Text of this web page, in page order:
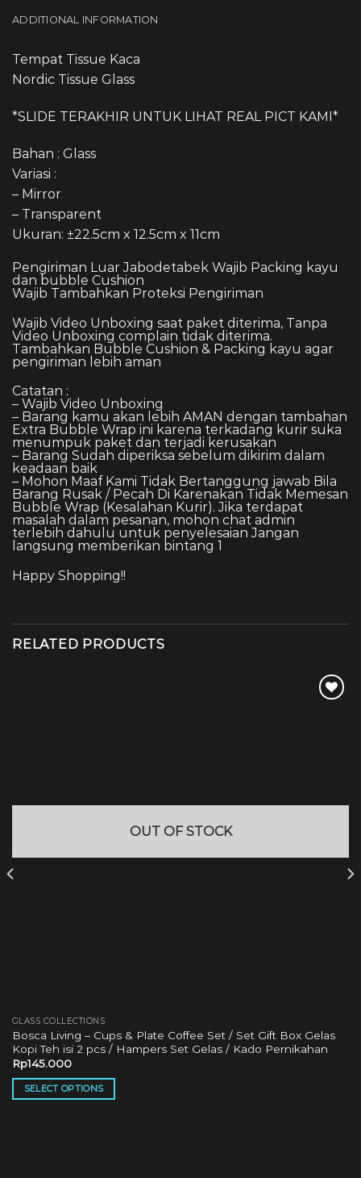
ADDITIONAL INFORMATION
Tempat Tissue Kaca
Nordic Tissue Glass
*SLIDE TERAKHIR UNTUK LIHAT REAL PICT KAMI*
Bahan : Glass
Variasi :
– Mirror
– Transparent
Ukuran: ±22.5cm x 12.5cm x 11cm
Pengiriman Luar Jabodetabek Wajib Packing kayu
dan bubble Cushion
Wajib Tambahkan Proteksi Pengiriman
Wajib Video Unboxing saat paket diterima, Tanpa
Video Unboxing complain tidak diterima.
Tambahkan Bubble Cushion & Packing kayu agar
pengiriman lebih aman
Catatan :
– Wajib Video Unboxing
– Barang kamu akan lebih AMAN dengan tambahan
Extra Bubble Wrap ini karena terkadang kurir suka
menumpuk paket dan terjadi kerusakan
– Barang Sudah diperiksa sebelum dikirim dalam
keadaan baik
– Mohon Maaf Kami Tidak Bertanggung jawab Bila
Barang Rusak / Pecah Di Karenakan Tidak Memesan
Bubble Wrap (Kesalahan Kurir). Jika terdapat
masalah dalam pesanan, mohon chat admin
terlebih dahulu untuk penyelesaian Jangan
langsung memberikan bintang 1
Happy Shopping!!
RELATED PRODUCTS
OUT OF STOCK
GLASS COLLECTIONS
Bosca Living – Cups & Plate Coffee Set / Set Gift Box Gelas
Kopi Teh isi 2 pcs / Hampers Set Gelas / Kado Pernikahan
Rp145.000
SELECT OPTIONS